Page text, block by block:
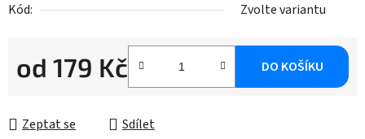
Kód:
Zvolte variantu
od 179 Kč DO KOŠÍKU
Zeptat se Sdílet